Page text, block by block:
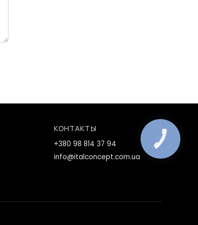
КОНТАКТЫ
+380 98 814 37 94
info@italconcept.com.ua
КНОПКА
ЗВ'ЯЗКУ